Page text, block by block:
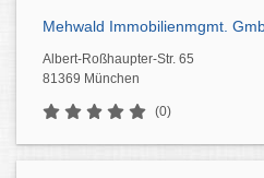
Mehwald Immobilienmgmt.
Albert-Roßhaupter-Str. 65
81369 München
(0)